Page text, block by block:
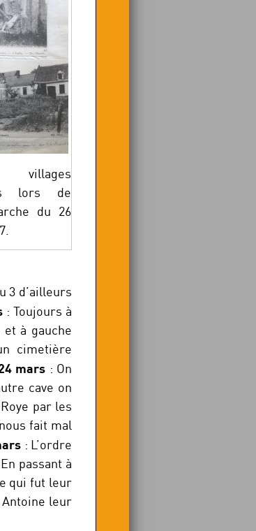
lors de
du 26
3 d’ailleurs
: Toujours à
à gauche
cimetière
mars : On
cave on
par les
fait mal
: L’ordre
passant à
qui fut leur
leur